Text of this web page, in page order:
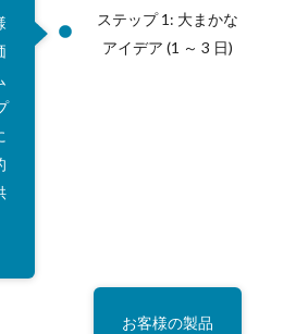
ステップ 1: 大まかな
アイデア (1 ～ 3 日)
お客様の製品